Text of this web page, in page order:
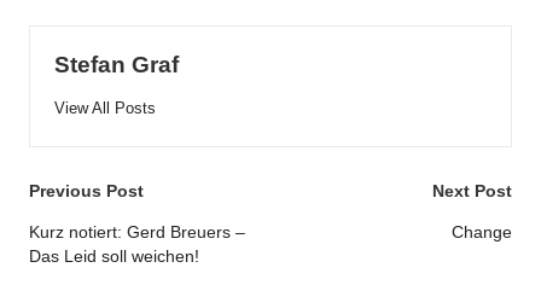
Stefan Graf
View All Posts
Post
navigation
Previous Post
Kurz notiert: Gerd Breuers –
Das Leid soll weichen!
Next Post
Change